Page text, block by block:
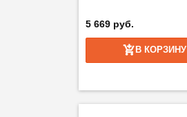
5 669 руб.
В КОРЗИНУ